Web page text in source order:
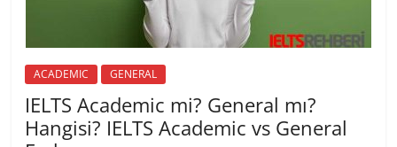
ACADEMIC GENERAL
IELTS Academic mi? General mı?
Hangisi? IELTS Academic vs General